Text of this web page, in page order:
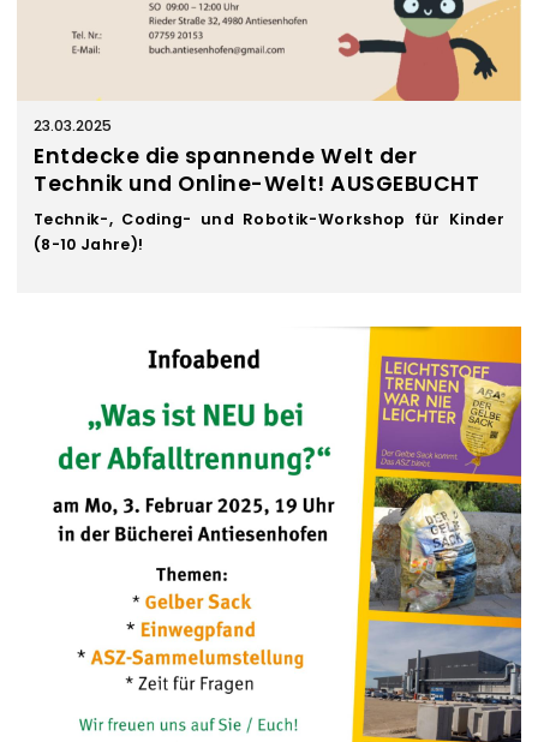
23.03.2025
Entdecke die spannende Welt der
Technik und Online-Welt! AUSGEBUCHT
Technik-, Coding- und Robotik-Workshop für Kinder
(8-10 Jahre)!